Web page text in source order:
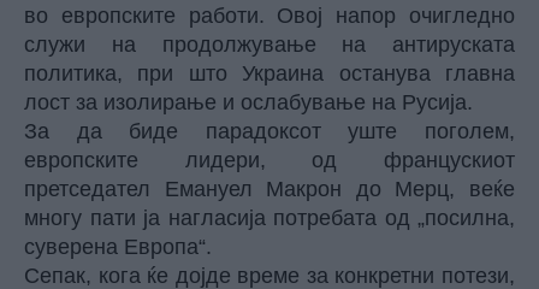
во европските работи. Овој напор очигледно
служи на продолжување на антируската
политика, при што Украина останува главна
лост за изолирање и ослабување на Русија.
За да биде парадоксот уште поголем,
европските лидери, од францускиот
претседател Емануел Макрон до Мерц, веќе
многу пати ја нагласија потребата од „посилна,
суверена Европа“.
Сепак, кога ќе дојде време за конкретни потези,